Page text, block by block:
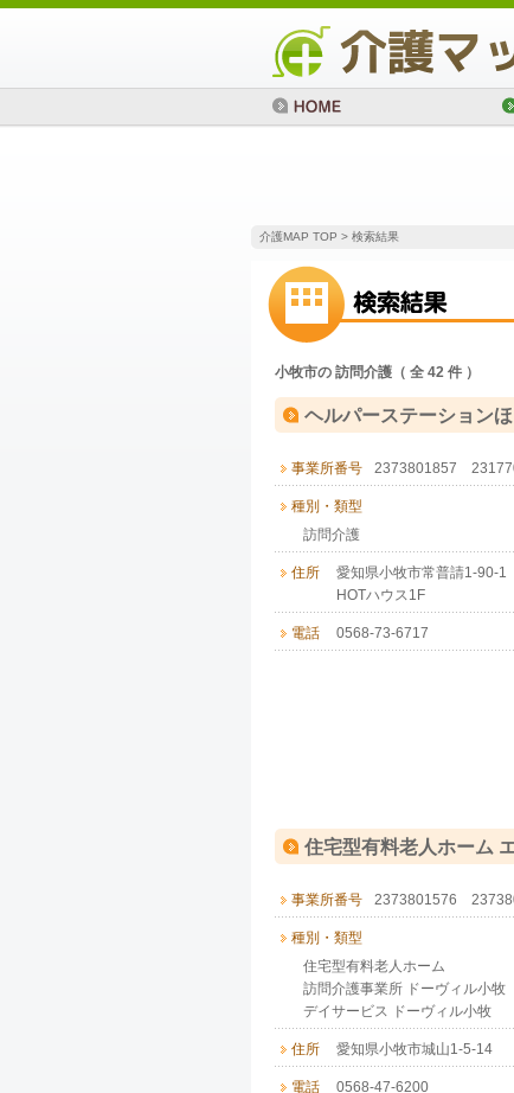
介護MAP TOP > 検索結果
小牧市の 訪問介護（ 全 42 件 ）
ヘルパーステーションほ
事業所番号 2373801857
種別・類型
訪問介護
住所
愛知県小牧市常普請1-90-1
HOTハウス1F
電話 0568-73-6717
住宅型有料老人ホーム
事業所番号 2373801576
種別・類型
住宅型有料老人ホーム
訪問介護事業所 ドーヴィル小牧
デイサービス ドーヴィル小牧
住所 愛知県小牧市城山1-5-14
電話 0568-47-6200